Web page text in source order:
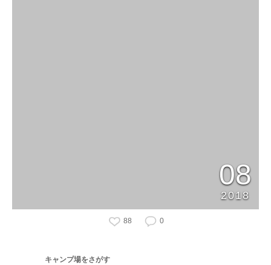
08
2018
88 0
キャンプ場をさがす